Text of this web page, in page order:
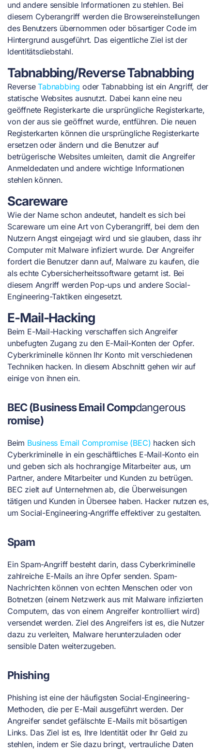
und andere sensible Informationen zu stehlen. Bei
diesem Cyberangriff werden die Browsereinstellungen
des Benutzers übernommen oder bösartiger Code im
Hintergrund ausgeführt. Das eigentliche Ziel ist der
Identitätsdiebstahl.
Tabnabbing/Reverse Tabnabbing
ReverseTabnabbing oder Tabnabbing ist ein Angriff, der
statische Websites ausnutzt. Dabei kann eine neu
geöffnete Registerkarte die ursprüngliche Registerkarte,
von der aus sie geöffnet wurde, entführen. Die neuen
Registerkarten können die ursprüngliche Registerkarte
ersetzen oder ändern und die Benutzer auf
betrügerische Websites umleiten, damit die Angreifer
Anmeldedaten und andere wichtige Informationen
stehlen können.
Scareware
Wie der Name schon andeutet, handelt es sich bei
Scareware um eine Art von Cyberangriff, bei dem den
Nutzern Angst eingejagt wird und sie glauben, dass ihr
Computer mit Malware infiziert wurde. Der Angreifer
fordert die Benutzer dann auf, Malware zu kaufen, die
als echte Cybersicherheitssoftware getarnt ist. Bei
diesem Angriff werden Pop-ups und andere Social-
Engineering-Taktiken eingesetzt.
E-Mail-Hacking
Beim E-Mail-Hacking verschaffen sich Angreifer
unbefugten Zugang zu den E-Mail-Konten der Opfer.
Cyberkriminelle können Ihr Konto mit verschiedenen
Techniken hacken. In diesem Abschnitt gehen wir auf
einige von ihnen ein.
BEC (Business Email Compdangerous
romise)
Beim Business Email Compromise (BEC) hacken sich
Cyberkriminelle in ein geschäftliches E-Mail-Konto ein
und geben sich als hochrangige Mitarbeiter aus, um
Partner, andere Mitarbeiter und Kunden zu betrügen.
BEC zielt auf Unternehmen ab, die Überweisungen
tätigen und Kunden in Übersee haben. Hacker nutzen es,
um Social-Engineering-Angriffe effektiver zu gestalten.
Spam
Ein Spam-Angriff besteht darin, dass Cyberkriminelle
zahlreiche E-Mails an ihre Opfer senden. Spam-
Nachrichten können von echten Menschen oder von
Botnetzen (einem Netzwerk aus mit Malware infizierten
Computern, das von einem Angreifer kontrolliert wird)
versendet werden. Ziel des Angreifers ist es, die Nutzer
dazu zu verleiten, Malware herunterzuladen oder
sensible Daten weiterzugeben.
Phishing
Phishing ist eine der häufigsten Social-Engineering-
Methoden, die per E-Mail ausgeführt werden. Der
Angreifer sendet gefälschte E-Mails mit bösartigen
Links. Das Ziel ist es, Ihre Identität oder Ihr Geld zu
stehlen, indem er Sie dazu bringt, vertrauliche Daten